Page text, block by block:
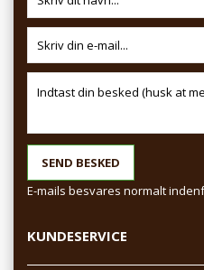
E-mails besvares normalt
KUNDESERVICE